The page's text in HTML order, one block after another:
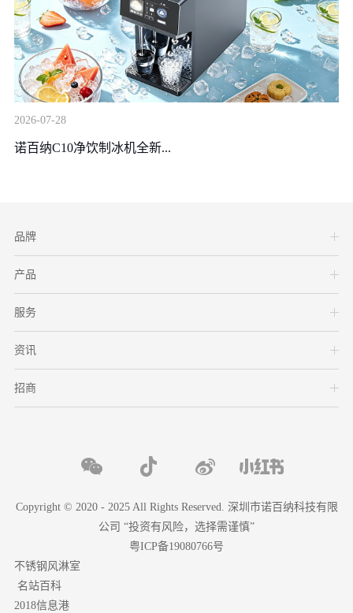
2026-07-28
诺百纳C10净饮制冰机全新...
品牌
产品
服务
资讯
招商
Copyright © 2020 - 2025 All Rights Reserved. 深圳市诺百纳科技有限
公司 “投资有风险，选择需谨慎”
粤ICP备19080766号
不锈钢风淋室
名站百科
2018信息港